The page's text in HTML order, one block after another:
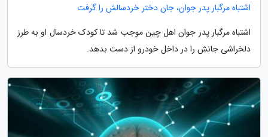
اشتباه مرگبار پدر جوان، جان دختر خردسالش را گرفت
اشتباه مرگبار پدر جوان اهل چین موجب شد تا کودک خردسال او به طرز
دلخراشی جانش را در داخل خودرو از دست بدهد.